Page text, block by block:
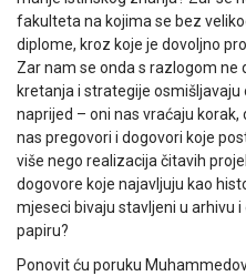
fakulteta na kojima se bez
diplome, kroz koje je dovoljno
Zar nam se onda s razlogom
kretanja i strategije osmišljavaju
naprijed – oni nas vraćaju korak,
nas pregovori i dogovori koje
više nego realizacija čitavih
dogovore koje najavljuju kao
mjeseci bivaju stavljeni u arhivu
papiru?
Ponovit ću poruku